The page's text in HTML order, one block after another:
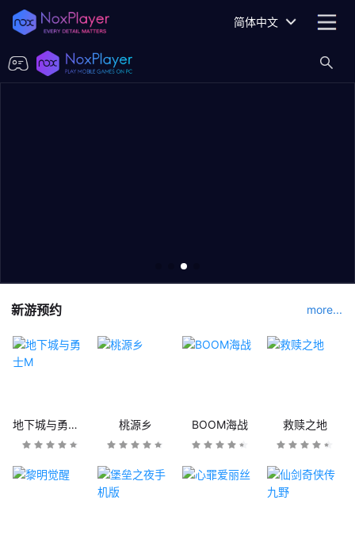
简体中文
新游预约 more...
地下城与勇士M 桃源乡 BOOM海战 救赎之地